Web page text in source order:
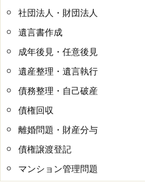
社団法人・財団法人
遺言書作成
成年後見・任意後見
遺産整理・遺言執行
債務整理・自己破産
債権回収
離婚問題・財産分与
債権譲渡登記
マンション管理問題